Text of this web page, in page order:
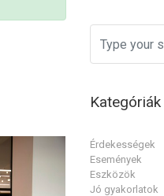
Kategóriák
Érdekességek
Események
Eszközök
Jó gyakorlatok